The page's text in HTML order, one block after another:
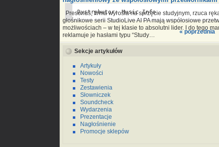
Presonus, firma wyrosła na sprzęcie studyjnym, rzuca
głośnikowe serii StudioLive AI PA mają współosiowe
możliwościach – w tej klasie to absolutni lider. I do tego
reklamuje je hasłami typu “Study…
Dystrybutor: Music Info
« poprzednia
Sekcje artykułów
Artykuły
Nowości
Testy
Zestawienia
Słowniczek
Soundcheck
Wydarzenia
Prezentacje
Nagłośnienie
Promocje sklepów